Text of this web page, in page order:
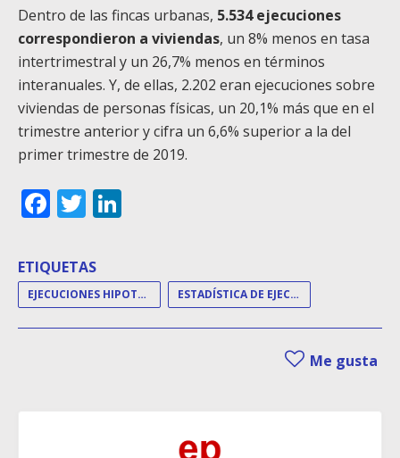
Dentro de las fincas urbanas, 5.534 ejecuciones
correspondieron a viviendas, un 8% menos en tasa
intertrimestral y un 26,7% menos en términos
interanuales. Y, de ellas, 2.202 eran ejecuciones sobre
viviendas de personas físicas, un 20,1% más que en el
trimestre anterior y cifra un 6,6% superior a la del
primer trimestre de 2019.
Facebook
Twitter
ETIQUETAS
EJECUCIONES HIPOTECARIAS ESTADÍSTICA DE EJECUCIONES HIPOTECARIAS
Me gusta